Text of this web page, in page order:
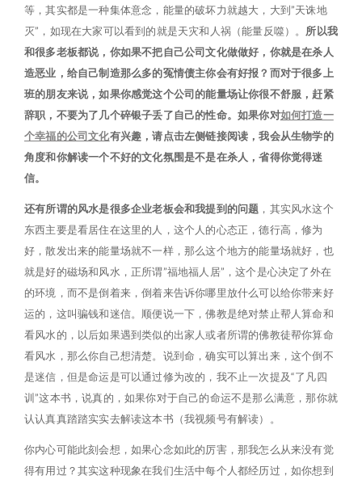
等，其实都是一种集体意念，能量的破坏力就越大，大到”天诛地
灭”，如现在大家可以看到的就是天灾和人祸（能量反噬）。 所以我
和很多老板都说，你如果不把自己公司文化做做好，你就是在杀人
造恶业，给自己制造那么多的冤情债主你会有好报？而对于很多上
班的朋友来说，如果你感觉这个公司的能量场让你很不舒服，赶紧
辞职，不要为了几个碎银子丢了自己的性命。如果你对如何打造一
个幸福的公司文化有兴趣，请点击左侧链接阅读，我会从生物学的
角度和你解读一个不好的文化氛围是不是在杀人，省得你觉得迷
信。
还有所谓的风水是很多企业老板会和我提到的问题 ，其实风水这个
东西主要是看居住在这里的人，这个人的心态正，德行高，修为
好，散发出来的能量场就不一样，那么这个地方的能量场就好，也
就是好的磁场和风水，正所谓”福地福人居”，这个是心决定了外在
的环境，而不是倒着来，倒着来告诉你哪里放什么可以给你带来好
运的，这叫骗钱和迷信。顺便说一下，佛教是绝对禁止帮人算命和
看风水的，以后如果遇到类似的出家人或者所谓的佛教徒帮你算命
看风水，那么你自己想清楚。说到命，确实可以算出来，这个倒不
是迷信，但是命运是可以通过修为改的，我不止一次提及“了凡四
训”这本书，说真的，如果你对于自己的命运不是那么满意，那你就
认认真真踏踏实实去解读这本书（我视频号有解读）。
你内心可能此刻会想，如果心念如此的厉害，那我怎么从来没有觉
得有用过？其实这种现象在我们生活中每个人都经历过，如你想到